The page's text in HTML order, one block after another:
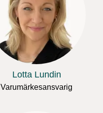
Lotta Lundin
Varumärkesansvarig